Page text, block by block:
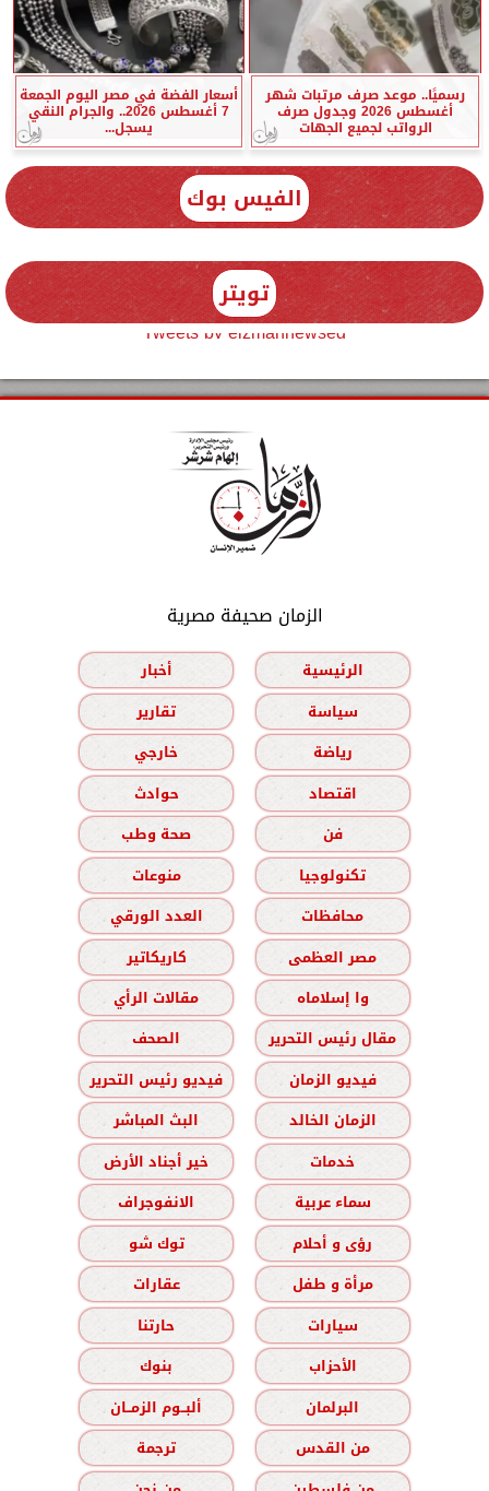
رسميًا.. موعد صرف مرتبات شهر
أغسطس 2026 وجدول صرف
الرواتب لجميع الجهات
أسعار الفضة في مصر اليوم الجمعة
7 أغسطس 2026.. والجرام النقي
يسجل...
الفيس بوك
تويتر
Tweets by elzmannewseg
الزمان صحيفة مصرية
الرئيسية
أخبار
سياسة
تقارير
رياضة
خارجي
اقتصاد
حوادث
فن
صحة وطب
تكنولوجيا
منوعات
محافظات
العدد الورقي
مصر العظمى
كاريكاتير
وا إسلاماه
مقالات الرأي
مقال رئيس التحرير
الصحف
فيديو الزمان
فيديو رئيس التحرير
الزمان الخالد
البث المباشر
خدمات
خير أجناد الأرض
سماء عربية
الانفوجراف
رؤى و أحلام
توك شو
مرأة و طفل
عقارات
سيارات
حارتنا
الأحزاب
بنوك
البرلمان
ألبــوم الزمــان
من القدس
ترجمة